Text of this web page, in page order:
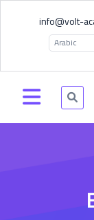
Arabic